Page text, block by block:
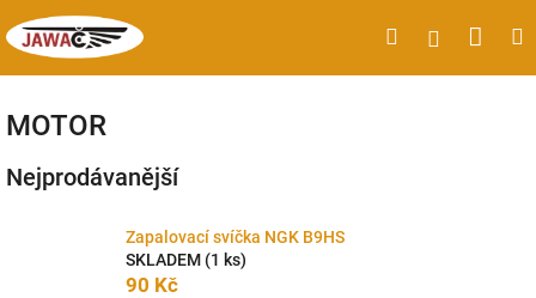
na
obsah
HledatPřihlášení
MOTOR
Nejprodávanější
Zapalovací svíčka NGK B9HS
SKLADEM (1 ks)
90 Kč